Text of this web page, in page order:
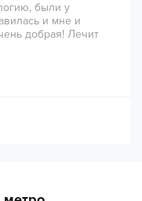
были у
и мне и
добрая! Лечит